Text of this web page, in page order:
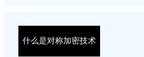
什么是对称加密技术